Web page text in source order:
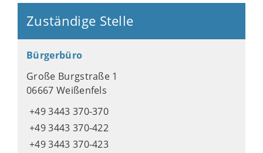
Zuständige Stelle
Bürgerbüro
Große Burgstraße 1
06667 Weißenfels
+49 3443 370-370
+49 3443 370-422
+49 3443 370-423